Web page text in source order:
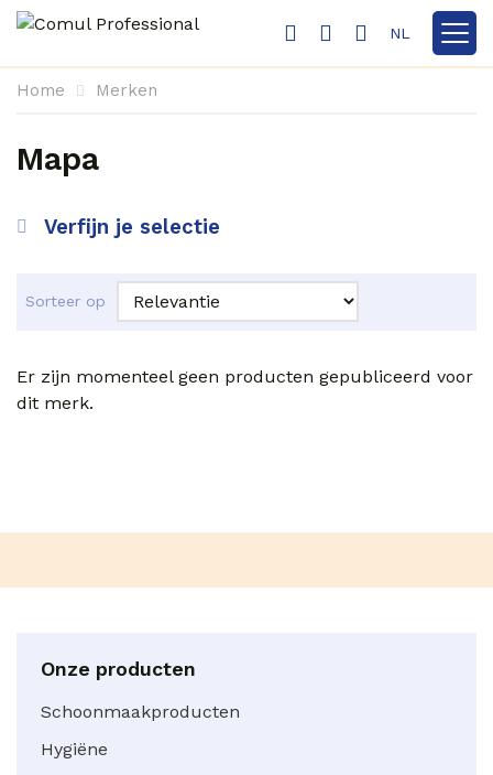
NL
Toon
Home Merken
Mapa
Verfijn je selectie
Sorteer op
Er zijn momenteel geen producten gepubliceerd voor
dit merk.
Onze producten
Schoonmaakproducten
Hygiëne